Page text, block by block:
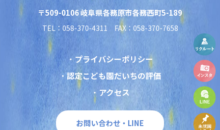
〒509-0106 岐阜県各務原市各務西町5-189
TEL：058-370-4311 FAX：058-370-7658
プライバシーポリシー
認定こども園だいちの評価
アクセス
お問い合わせ・LINE